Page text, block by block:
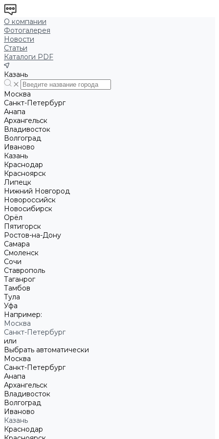
О компании
Фотогалерея
Новости
Статьи
Каталоги PDF
Казань
Москва
Санкт-Петербург
Анапа
Архангельск
Владивосток
Волгоград
Иваново
Казань
Краснодар
Красноярск
Липецк
Нижний Новгород
Новороссийск
Новосибирск
Орёл
Пятигорск
Ростов-на-Дону
Самара
Смоленск
Сочи
Ставрополь
Таганрог
Тамбов
Тула
Уфа
Например:
Москва
Санкт-Петербург
или
Выбрать автоматически
Москва
Санкт-Петербург
Анапа
Архангельск
Владивосток
Волгоград
Иваново
Казань
Краснодар